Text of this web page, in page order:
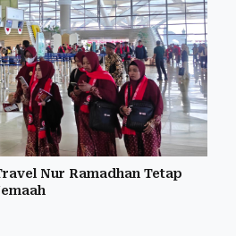
Nur Ramadhan Tetap